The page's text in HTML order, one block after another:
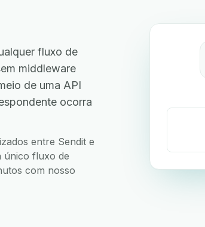
fluxo de
middleware
de uma API
ocorra
entre Sendit e
único fluxo de
com nosso